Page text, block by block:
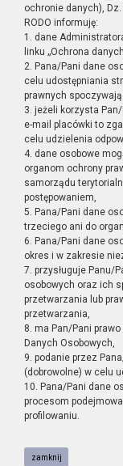
ochronie danych),
RODO informuję:
1. dane
linku „Ochrona
2. Pana/Pani dane
celu udostępniania
prawnych
3. jeżeli korzysta
e-mail placówki to
celu udzielenia
4. dane osobowe
organom ochrony
samorządu
postępowaniem,
5. Pana/Pani dane
trzeciego ani do
6. Pana/Pani dane
okres i w zakresie
7. przysługuje Panu/
osobowych oraz ich
przetwarzania lub
przetwarzania,
8. ma Pan/Pani
Danych Osobowych,
9. podanie przez
(dobrowolne) w celu
10. Pana/Pani dane
procesom
profilowaniu.
zamknij